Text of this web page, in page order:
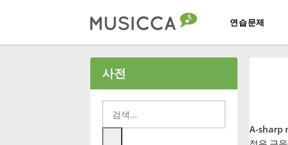
연습문제
Български
사전
A-sharp